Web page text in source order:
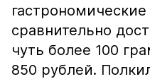
гастрономические
сравнительно
чуть более 100
850 рублей.